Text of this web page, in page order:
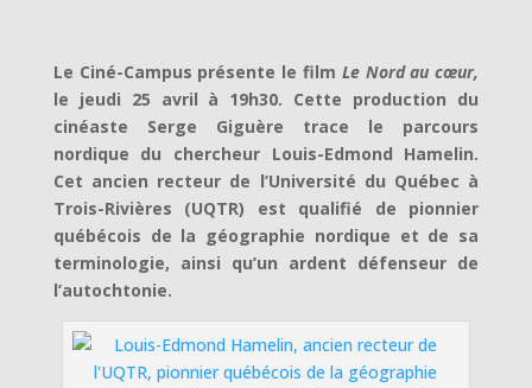
Le Ciné-Campus présente le film Le Nord au cœur,
le jeudi 25 avril à 19h30. Cette production du
cinéaste Serge Giguère trace le parcours
nordique du chercheur Louis-Edmond Hamelin.
Cet ancien recteur de l’Université du Québec à
Trois-Rivières (UQTR) est qualifié de pionnier
québécois de la géographie nordique et de sa
terminologie, ainsi qu’un ardent défenseur de
l’autochtonie.